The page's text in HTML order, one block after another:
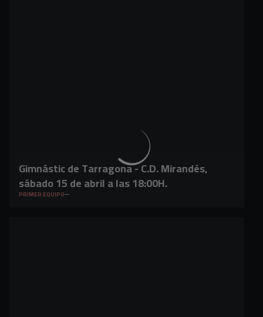
Gimnástic de Tarragona - C.D. Mirandés,
sábado 15 de abril a las 18:00H.
PRIMER EQUIPO